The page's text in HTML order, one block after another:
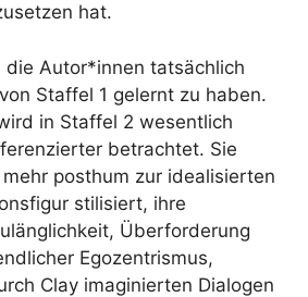
hat.
die Autor*innen tatsächlich
Staffel 1 gelernt zu haben.
in Staffel 2 wesentlich
betrachtet. Sie
posthum zur idealisierten
stilisiert, ihre
Überforderung
Egozentrismus,
Clay imaginierten Dialogen